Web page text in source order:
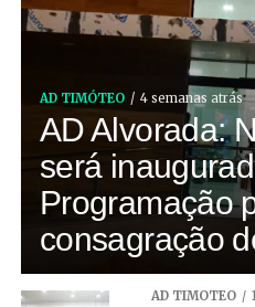
AD TIMÓTEO 4 semanas atrás
AD Alvorada:
será
Programação
consagração
AD TIMÓTEO